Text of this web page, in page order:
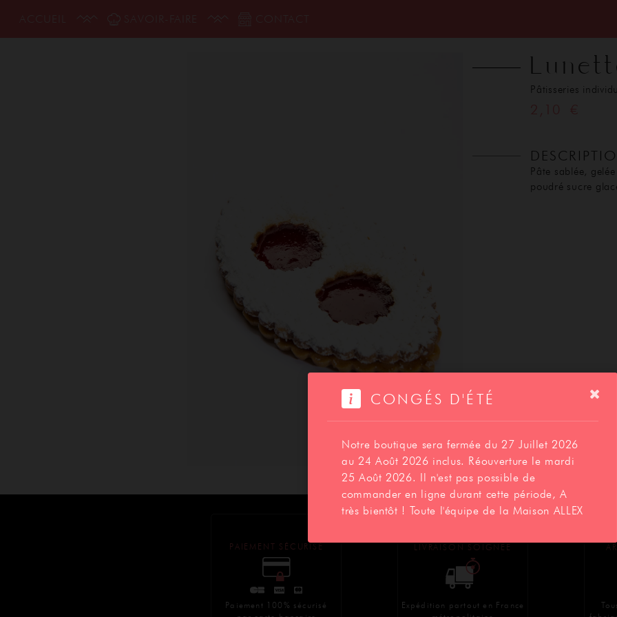
Photo et emballage non contractuel
Pâtisseries
Pâte sablée,
poudré sucre
PAIEMENT SÉCURISÉ
Paiement 100% sécurisé
LIVRAISON SOIGNÉE
Expédition partout en France
CONGÉS D'ÉTÉ
Notre boutique sera fermée du 27 Juillet 2026
au 24 Août 2026 inclus. Réouverture le mardi
25 Août 2026. Il n'est pas possible de
commander en ligne durant cette période, A
très bientôt ! Toute l'équipe de la Maison ALLEX